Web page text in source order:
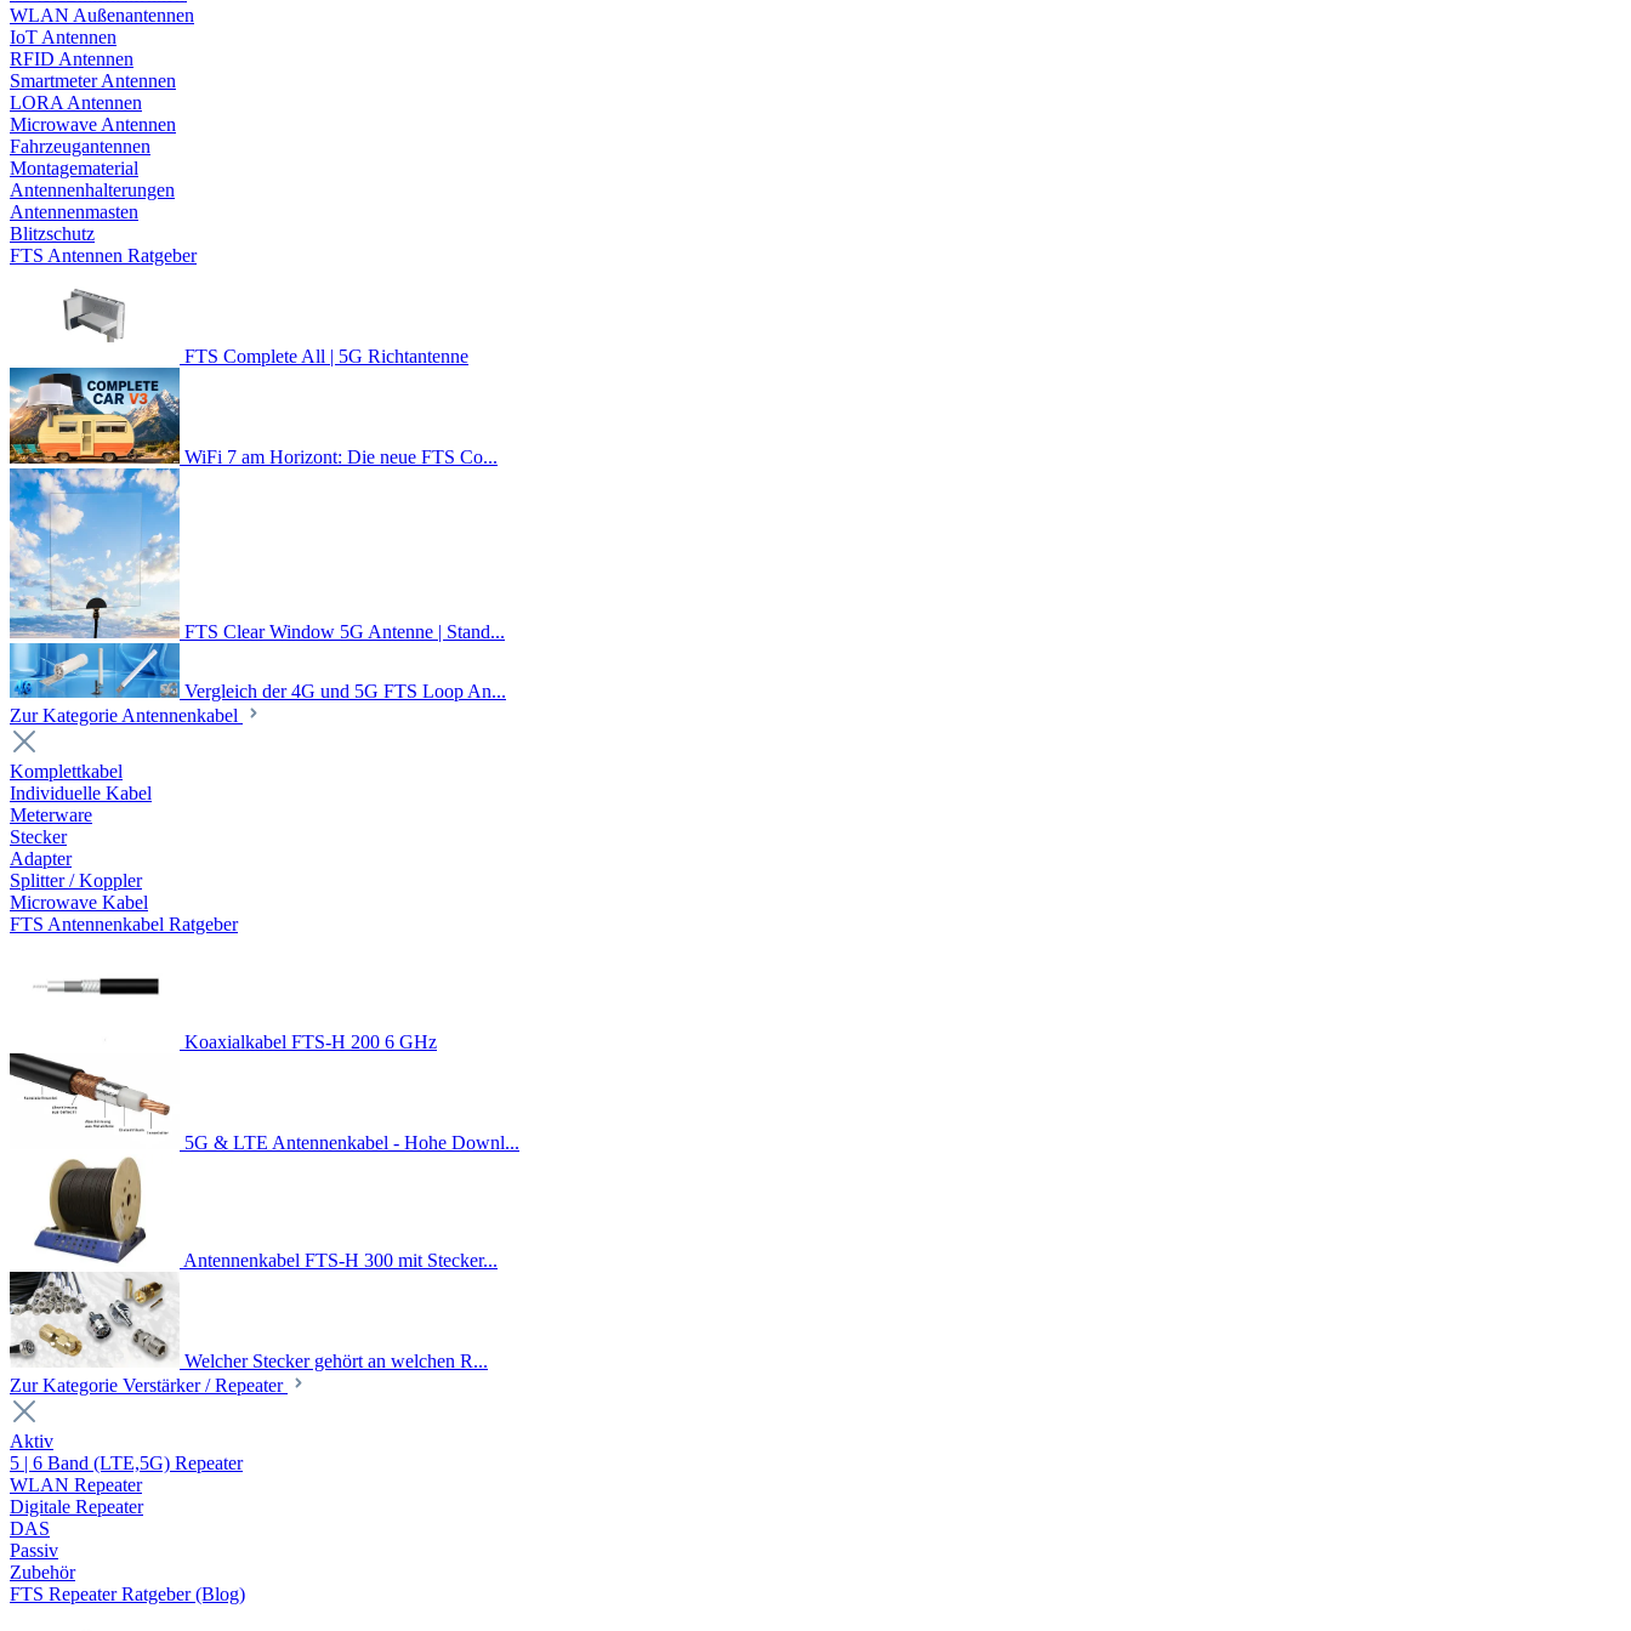
WLAN Außenantennen
IoT Antennen
RFID Antennen
Smartmeter Antennen
LORA Antennen
Microwave Antennen
Fahrzeugantennen
Montagematerial
Antennenhalterungen
Antennenmasten
Blitzschutz
FTS Antennen Ratgeber
FTS Complete All | 5G Richtantenne
WiFi 7 am Horizont: Die neue FTS Co...
FTS Clear Window 5G Antenne | Stand...
Vergleich der 4G und 5G FTS Loop An...
Zur Kategorie Antennenkabel
Komplettkabel
Individuelle Kabel
Meterware
Stecker
Adapter
Splitter / Koppler
Microwave Kabel
FTS Antennenkabel Ratgeber
Koaxialkabel FTS-H 200 6 GHz
5G & LTE Antennenkabel - Hohe Downl...
Antennenkabel FTS-H 300 mit Stecker...
Welcher Stecker gehört an welchen R...
Zur Kategorie Verstärker / Repeater
Aktiv
5 | 6 Band (LTE,5G) Repeater
WLAN Repeater
Digitale Repeater
DAS
Passiv
Zubehör
FTS Repeater Ratgeber (Blog)